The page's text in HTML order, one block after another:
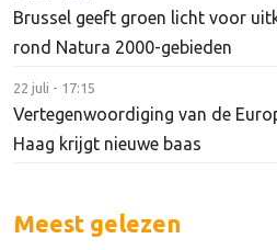
Brussel geeft groen licht voor
rond Natura 2000-gebieden
22 juli - 17:15
Vertegenwoordiging van de
Haag krijgt nieuwe baas
Meest gelezen